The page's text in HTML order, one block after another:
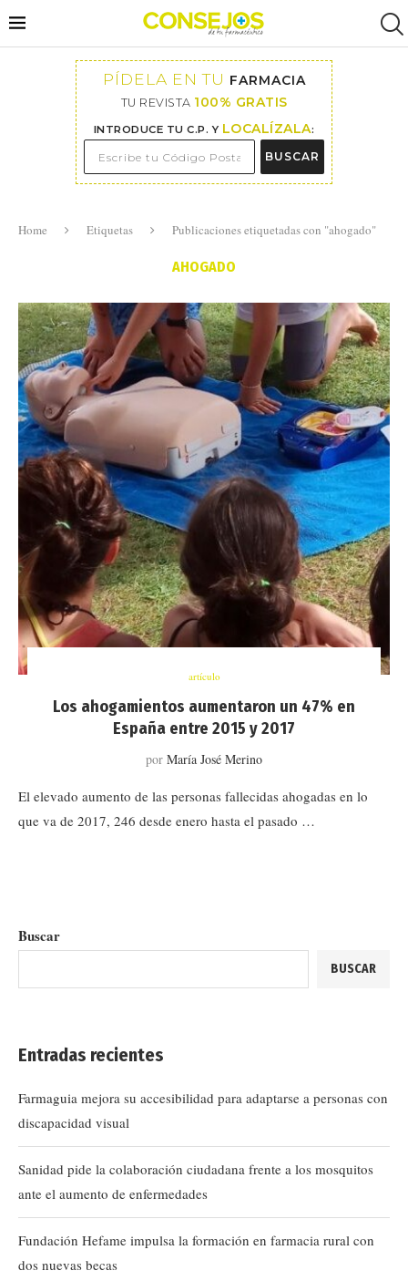
PÍDELA EN TU FARMACIA
TU REVISTA 100% GRATIS
INTRODUCE TU C.P. Y LOCALÍZALA:
BUSCAR
Home Etiquetas Publicaciones etiquetadas con "ahogado"
AHOGADO
artículo
Los ahogamientos aumentaron un 47% en
España entre 2015 y 2017
por María José Merino
El elevado aumento de las personas fallecidas ahogadas en lo
que va de 2017, 246 desde enero hasta el pasado …
Buscar
BUSCAR
Entradas recientes
Farmaguia mejora su accesibilidad para adaptarse a personas con
discapacidad visual
Sanidad pide la colaboración ciudadana frente a los mosquitos
ante el aumento de enfermedades
Fundación Hefame impulsa la formación en farmacia rural con
dos nuevas becas